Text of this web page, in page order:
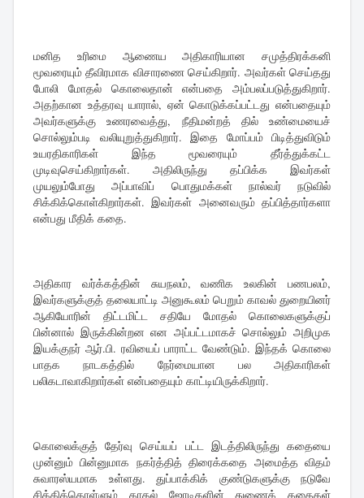
மனித உரிமை ஆணைய அதிகாரியான சமுத்திரக்கனி
மூவரையும் தீவிரமாக விசாரணை செய்கிறார். அவர்கள் செய்தது
போலி மோதல் கொலைதான் என்பதை அம்பலப்படுத்துகிறார்.
அதற்கான உத்தரவு யாரால், ஏன் கொடுக்கப்பட்டது என்பதையும்
அவர்களுக்கு உணரவைத்து, நீதிமன்றத் தில் உண்மையைச்
சொல்லும்படி வலியுறுத்துகிறார். இதை மோப்பம் பிடித்துவிடும்
உயரதிகாரிகள் இந்த மூவரையும் தீர்த்துக்கட்ட
முடிவுசெய்கிறார்கள். அதிலிருந்து தப்பிக்க இவர்கள்
முயலும்போது அப்பாவிப் பொதுமக்கள் நால்வர் நடுவில்
சிக்கிக்கொள்கிறார்கள். இவர்கள் அனைவரும் தப்பித்தார்களா
என்பது மீதிக் கதை.
அதிகார வர்க்கத்தின் சுயநலம், வணிக உலகின் பணபலம்,
இவர்களுக்குத் தலையாட்டி அனுகூலம் பெறும் காவல் துறையினர்
ஆகியோரின் திட்டமிட்ட சதியே மோதல் கொலைகளுக்குப்
பின்னால் இருக்கின்றன என அப்பட்டமாகச் சொல்லும் அறிமுக
இயக்குநர் ஆர்.பி. ரவியைப் பாராட்ட வேண்டும். இந்தக் கொலை
பாதக நாடகத்தில் நேர்மையான பல அதிகாரிகள்
பலிகடாவாகிறார்கள் என்பதையும் காட்டியிருக்கிறார்.
கொலைக்குத் தேர்வு செய்யப் பட்ட இடத்திலிருந்து கதையை
முன்னும் பின்னுமாக நகர்த்தித் திரைக்கதை அமைத்த விதம்
சுவாரஸ்யமாக உள்ளது. துப்பாக்கிக் குண்டுகளுக்கு நடுவே
சிக்கிக்கொள்ளும் காதல் ஜோடிகளின் துணைக் கதைகள்